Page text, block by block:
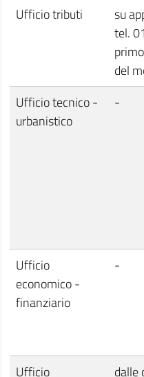
Ufficio tributi
su
tel.
del
Ufficio tecnico -
urbanistico
-
Ufficio
economico -
finanziario
-
Ufficio
dalle